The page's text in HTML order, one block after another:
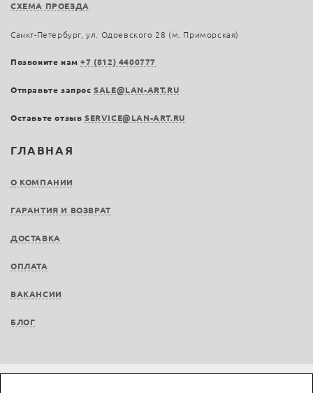
ГЛАВНАЯ
О КОМПАНИИ
ГАРАНТИЯ И ВОЗВРАТ
ДОСТАВКА
ОПЛАТА
ВАКАНСИИ
БЛОГ
СХЕМА ПРОЕЗДА
Санкт-Петербург, ул. Одоевского 28 (м. Приморская)
Позвоните нам+7 (812) 4400777
Отправьте запросSALE@LAN-ART.RU
Оставьте отзыв SERVICE@LAN-ART.RU